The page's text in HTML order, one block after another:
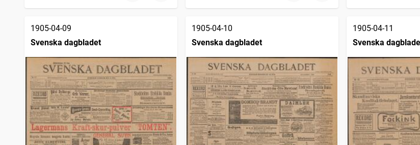
1905-04-09
Svenska dagbladet
1905-04-10
Svenska dagbladet
1905-04-11
Svenska